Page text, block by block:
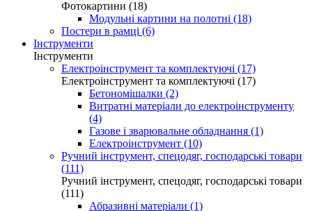
Фотокартини (18)
Модульні картини на полотні (18)
Постери в рамці (6)
Інструменти
Інструменти
Електроінструмент та комплектуючі (17)
Електроінструмент та комплектуючі (17)
Бетономішалки (2)
Витратні матеріали до електроінструменту
(4)
Газове і зварювальне обладнання (1)
Електроінструмент (10)
Ручний інструмент, спецодяг, господарські товари
(111)
Ручний інструмент, спецодяг, господарські товари
(111)
Абразивні матеріали (1)